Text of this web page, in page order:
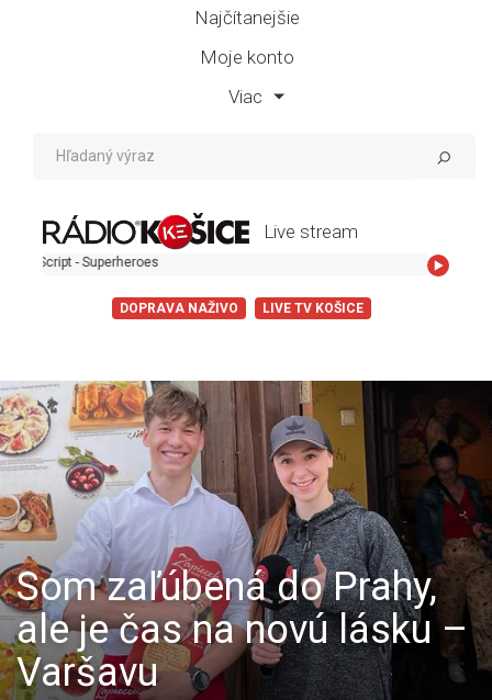
Najčítanejšie
Moje konto
Viac
Live stream
The Script
DOPRAVA NAŽIVO LIVE TV KOŠICE
Som zaľúbená do Prahy,
ale je čas na novú lásku –
Varšavu